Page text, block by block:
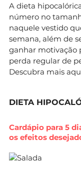
A dieta
número no
naquele vestido
semana, além de
ganhar motivação
perda regular de
Descubra mais
DIETA
Cardápio para 5
os efeitos